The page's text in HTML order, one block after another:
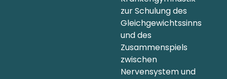
zur Schulung des
Gleichgewichtssinns
und des
Zusammenspiels
zwischen
Nervensystem und